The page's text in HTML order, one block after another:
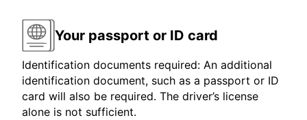
Your passport or ID card
Identification documents required: An additional
identification document, such as a passport or ID
card will also be required. The driver’s license
alone is not sufficient.